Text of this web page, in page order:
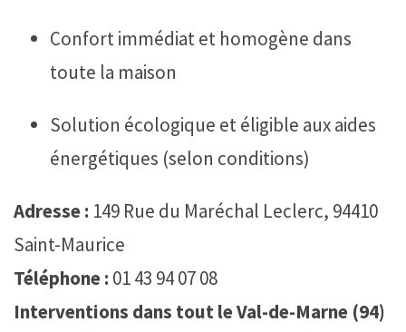
Confort immédiat et homogène dans
toute la maison
Solution écologique et éligible aux aides
énergétiques (selon conditions)
Adresse : 149 Rue du Maréchal Leclerc, 94410
Saint-Maurice
Téléphone : 01 43 94 07 08
Interventions dans tout le Val-de-Marne (94)